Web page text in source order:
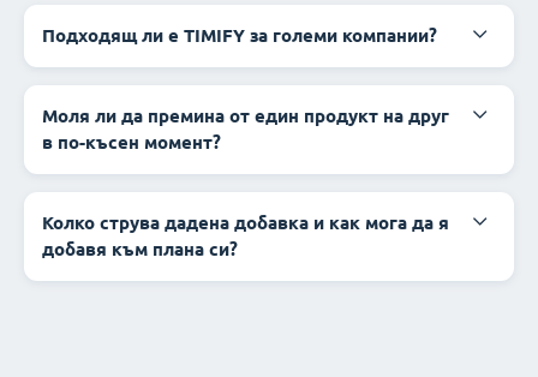
Подходящ ли е TIMIFY за големи компании?
Моля ли да премина от един продукт на друг
в по-късен момент?
Колко струва дадена добавка и как мога да я
добавя към плана си?